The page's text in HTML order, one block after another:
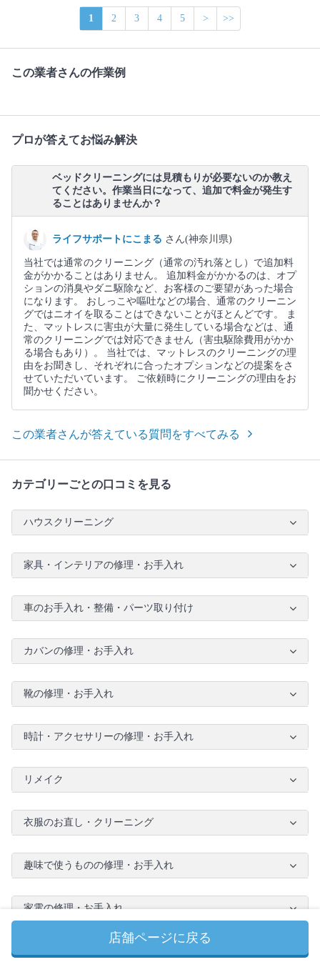
1 2 3 4 5 > >>
この業者さんの作業例
プロが答えてお悩み解決
ベッドクリーニングには見積もりが必要ないのか教え
てください。作業当日になって、追加で料金が発生す
ることはありませんか？
ライフサポートにこまる さん(神奈川県)
当社では通常のクリーニング（通常の汚れ落とし）で追加料
金がかかることはありません。 追加料金がかかるのは、オプ
ションの消臭やダニ駆除など、お客様のご要望があった場合
になります。 おしっこや嘔吐などの場合、通常のクリーニン
グではニオイを取ることはできないことがほとんどです。 ま
た、マットレスに害虫が大量に発生している場合などは、通
常のクリーニングでは対応できません（害虫駆除費用がかか
る場合もあり）。 当社では、マットレスのクリーニングの理
由をお聞きし、それぞれに合ったオプションなどの提案をさ
せていただいています。 ご依頼時にクリーニングの理由をお
聞かせください。
この業者さんが答えている質問をすべてみる
カテゴリーごとの口コミを見る
ハウスクリーニング
家具・インテリアの修理・お手入れ
車のお手入れ・整備・パーツ取り付け
カバンの修理・お手入れ
靴の修理・お手入れ
時計・アクセサリーの修理・お手入れ
リメイク
衣服のお直し・クリーニング
趣味で使うものの修理・お手入れ
家電の修理・お手入れ
店舗ページに戻る